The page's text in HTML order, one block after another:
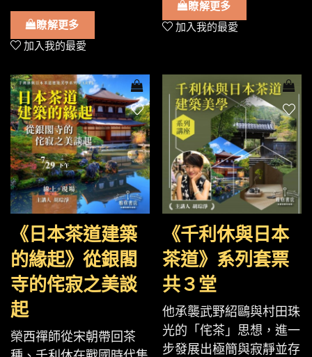
瞭解更多
加入我的最愛
瞭解更多
加入我的最愛
《日本茶道建築
的緣起》從銀閣
寺的侘寂之美談
起
榮西禪師從宋朝帶回茶
《千利休與日本
茶道》系列套票
共３堂
他承襲武野紹鷗與村田珠
光的「侘茶」思想，進一
步發展出極簡與寂靜並存